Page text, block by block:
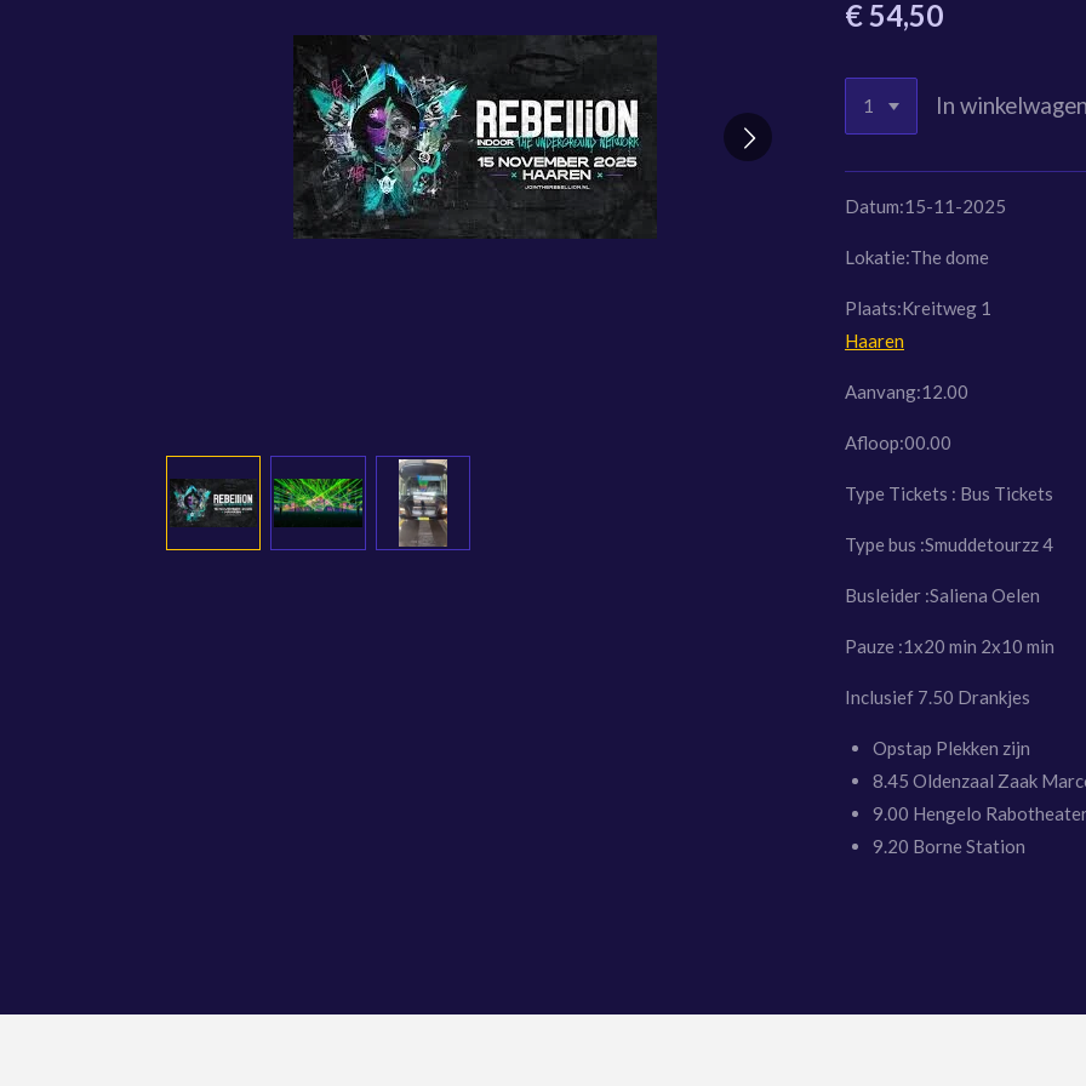
€ 54,50
In
Datum:15-11-2025
Lokatie:The dome
Plaats:Kreitweg 1
Haaren
Aanvang:12.00
Afloop:00.00
Type Tickets : Bus Tickets
Type bus :Smuddetourzz 4
Busleider :Saliena Oelen
Pauze :1x20 min 2x10 min
Inclusief 7.50 Drankjes
Opstap Plekken zijn
8.45 Oldenzaal Zaak
9.00 Hengelo
9.20 Borne Station